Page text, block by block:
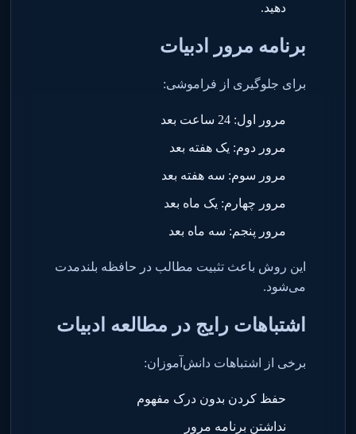
دهید.
برنامه مرور ادبیات
برای جلوگیری از فراموشی:
مرور اول: 24 ساعت بعد
مرور دوم: یک هفته بعد
مرور سوم: سه هفته بعد
مرور چهارم: یک ماه بعد
مرور پنجم: سه ماه بعد
این روش باعث تثبیت مطالب در حافظه بلندمدت
می‌شود.
اشتباهات رایج در مطالعه ادبیات
برخی از اشتباهات دانش‌آموزان:
حفظ کردن بدون درک مفهوم
نداشتن برنامه مرور